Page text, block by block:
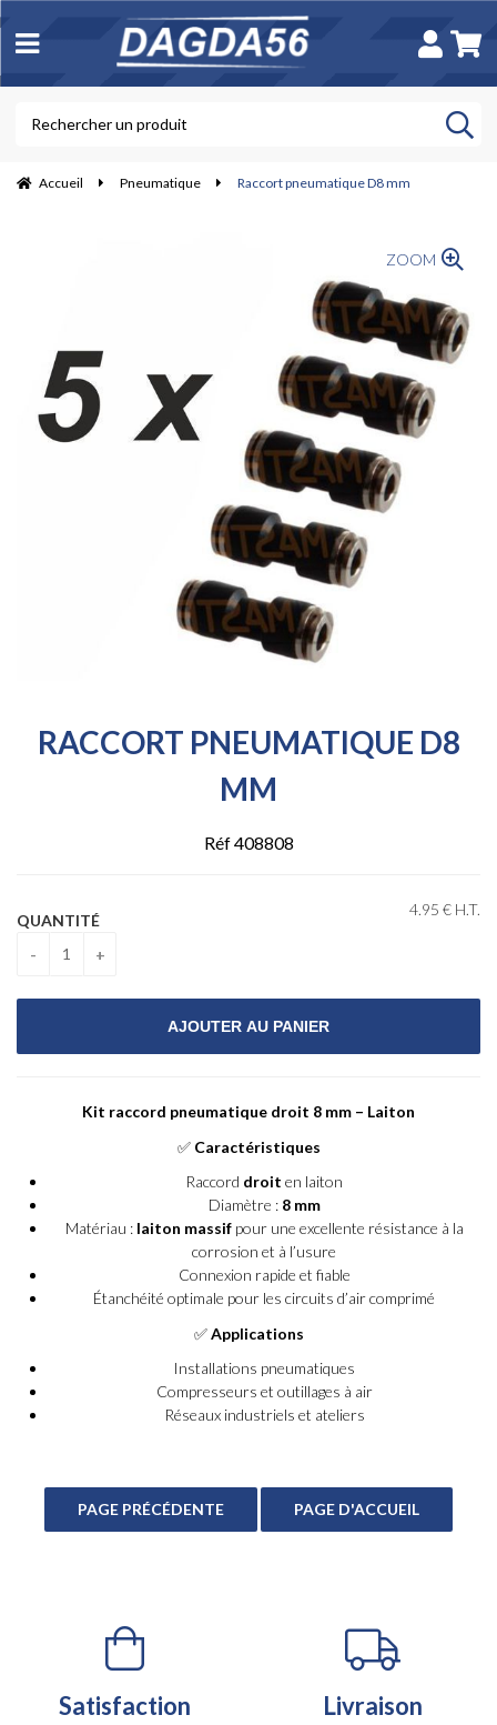
Accueil Pneumatique Raccort pneumatique D8 mm
ZOOM
RACCORT PNEUMATIQUE D8
MM
Réf 408808
4.95 € H.T.
QUANTITÉ
Kit raccord pneumatique droit 8 mm – Laiton
✅ Caractéristiques
Raccord droit en laiton
Diamètre : 8 mm
Matériau : laiton massifpour une excellente résistance à la
corrosion et à l’usure
Connexion rapide et fiable
Étanchéité optimale pour les circuits d’air comprimé
✅Applications
Installations pneumatiques
Compresseurs et outillages à air
Réseaux industriels et ateliers
Satisfaction Livraison